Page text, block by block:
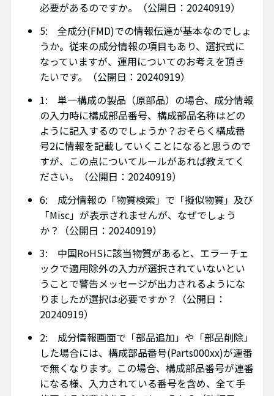
必要があるのですか。（公開日：20240919）
5: 全成分(FMD)での情報伝達が基本なのでしょ
うか。従来の成分情報の項目もあり、選択式に
なっていますが、運用についてのお考えを頂き
たいです。（公開日：20240919）
1: 単一構成の製品（原部品）の場合、成分情報
の入力時に構成部品番号、構成部品名称はどの
ように記入するのでしょうか？おそらく構成番
号2に情報を記載していくことになると思うので
すが、この点についてルールがあれば教えてく
ださい。（公開日：20240919）
6: 成分情報の「物質検索」で「擬似物質」及び
「Misc」が表示されませんが、なぜでしょう
か？（公開日：20240919）
3: 中国RoHSに該当物質があると、エラーチェ
ックで適用除外の入力が選択されていないとい
うことで警告メッセージが出力されるようにな
りましたが選択は必要ですか？（公開日：
20240919）
2: 成分情報画面で「部品追加」や「部品削除」
した場合には、構成部品番号(Parts000xx)が連番
で無くなります。この場合、構成部品番号が連番
になる様、入力されている番号を含め、全て手